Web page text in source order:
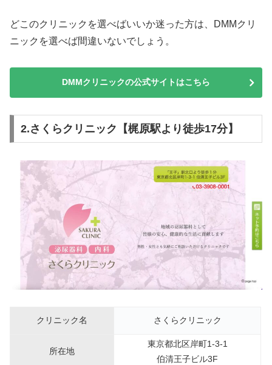
どこのクリニックを選べばいいか迷った方は、DMMクリ
ニックを選べば間違いないでしょう。
DMMクリニックの公式サイトはこちら
2.さくらクリニック【梶原駅より徒歩17分】
クリニック名 さくらクリニック
所在地
東京都北区岸町1-3-1
伯清王子ビル3F